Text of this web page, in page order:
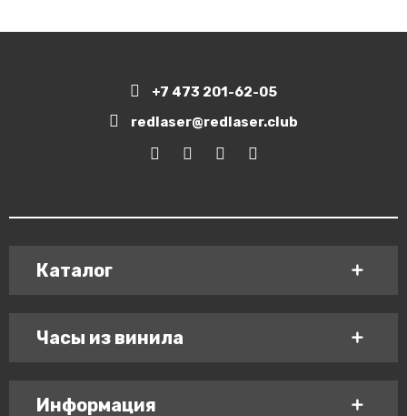
+7 473 201-62-05
redlaser@redlaser.club
Каталог
Часы из винила
Информация